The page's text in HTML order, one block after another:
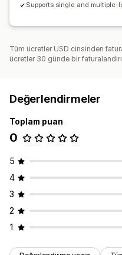
Supports single and multiple-
Tüm ücretler USD cinsinden
ücretler 30 günde bir
Değerlendirmeler
Toplam puan
0
5
4
3
2
1